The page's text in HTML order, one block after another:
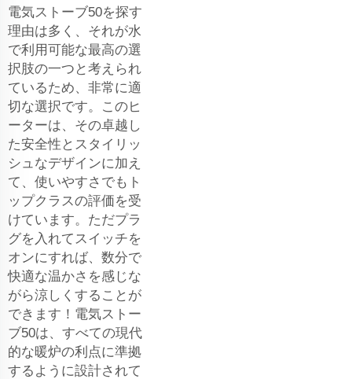
電気ストーブ50を探す
理由は多く、それが水
で利用可能な最高の選
択肢の一つと考えられ
ているため、非常に適
切な選択です。このヒ
ーターは、その卓越し
た安全性とスタイリッ
シュなデザインに加え
て、使いやすさでもト
ップクラスの評価を受
けています。ただプラ
グを入れてスイッチを
オンにすれば、数分で
快適な温かさを感じな
がら涼しくすることが
できます！電気ストー
ブ50は、すべての現代
的な暖炉の利点に準拠
するように設計されて